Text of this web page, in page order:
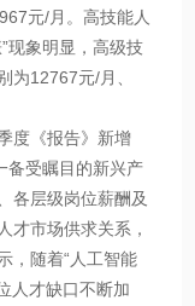
元/月。高技能人
现象明显，高级技
为12767元/月、
度《报告》新增
备受瞩目的新兴产
各层级岗位薪酬及
才市场供求关系，
，随着“人工智能
人才缺口不断加